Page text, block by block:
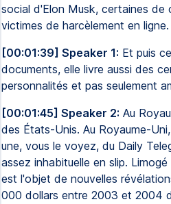
social d'Elon Musk, certaines de
victimes de harcèlement en ligne.
[00:01:39] Speaker 1: Et puis
documents, elle livre aussi des
personnalités et pas seulement
[00:01:45] Speaker 2: Au
des États-Unis. Au Royaume-
une, vous le voyez, du Daily
assez inhabituelle en slip.
est l'objet de nouvelles
000 dollars entre 2003 et 2004